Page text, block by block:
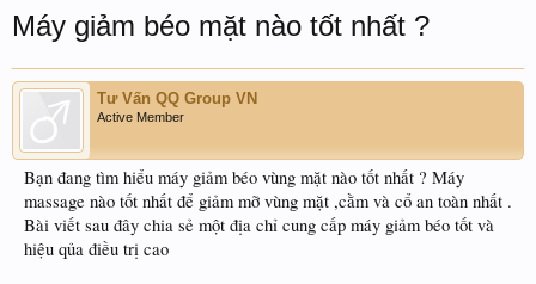
Máy giảm béo mặt nào tốt nhất ?
Tư Vấn QQ Group VN
Active Member
Bạn đang tìm hiểu máy giảm béo vùng mặt nào tốt nhất ? Máy
massage nào tốt nhất để giảm mỡ vùng mặt ,cằm và cổ an toàn nhất .
Bài viết sau đây chia sẻ một địa chỉ cung cấp máy giảm béo tốt và
hiệu qủa điều trị cao